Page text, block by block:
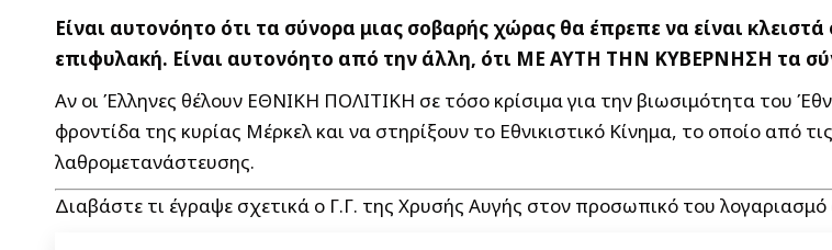
Είναι αυτονόητο ότι τα σύνορα μιας σοβαρής χώρας θα έπρεπε να είναι
επιφυλακή. Είναι αυτονόητο από την άλλη, ότι ΜΕ ΑΥΤΗ ΤΗΝ ΚΥΒΕΡΝΗΣΗ τα
Αν οι Έλληνες θέλουν ΕΘΝΙΚΗ ΠΟΛΙΤΙΚΗ σε τόσο κρίσιμα για την βιωσιμότητα του
φροντίδα της κυρίας Μέρκελ και να στηρίξουν το Εθνικιστικό Κίνημα, το οποίο από
λαθρομετανάστευσης.
Διαβάστε τι έγραψε σχετικά ο Γ.Γ. της Χρυσής Αυγής στον προσωπικό του